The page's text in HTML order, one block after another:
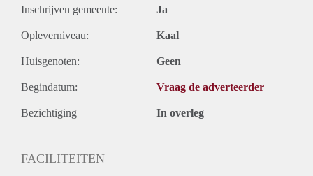
Inschrijven gemeente: Ja
Opleverniveau: Kaal
Huisgenoten: Geen
Begindatum: Vraag de adverteerder
Bezichtiging In overleg
FACILITEITEN